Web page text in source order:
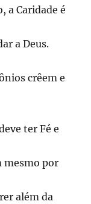
a Caridade é
a Deus.
crêem e
ter Fé e
mesmo por
além da